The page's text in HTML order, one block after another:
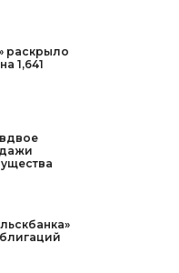
раскрыло
1,641